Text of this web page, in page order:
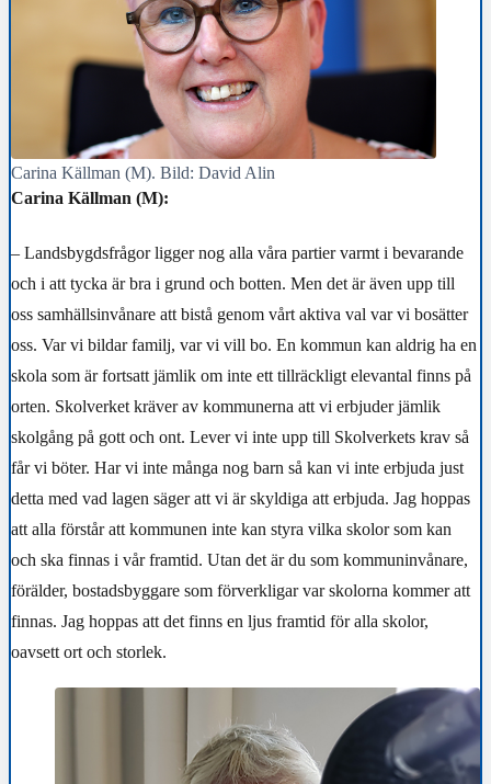
Carina Källman (M). Bild: David Alin
Carina Källman (M):
– Landsbygdsfrågor ligger nog alla våra partier varmt i bevarande
och i att tycka är bra i grund och botten. Men det är även upp till
oss samhällsinvånare att bistå genom vårt aktiva val var vi bosätter
oss. Var vi bildar familj, var vi vill bo. En kommun kan aldrig ha en
skola som är fortsatt jämlik om inte ett tillräckligt elevantal finns på
orten. Skolverket kräver av kommunerna att vi erbjuder jämlik
skolgång på gott och ont. Lever vi inte upp till Skolverkets krav så
får vi böter. Har vi inte många nog barn så kan vi inte erbjuda just
detta med vad lagen säger att vi är skyldiga att erbjuda. Jag hoppas
att alla förstår att kommunen inte kan styra vilka skolor som kan
och ska finnas i vår framtid. Utan det är du som kommuninvånare,
förälder, bostadsbyggare som förverkligar var skolorna kommer att
finnas. Jag hoppas att det finns en ljus framtid för alla skolor,
oavsett ort och storlek.